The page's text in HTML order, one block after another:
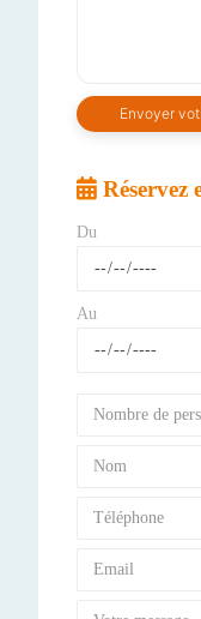
Réservez
Du
Au